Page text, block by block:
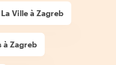
Ville à Zagreb
à Zagreb